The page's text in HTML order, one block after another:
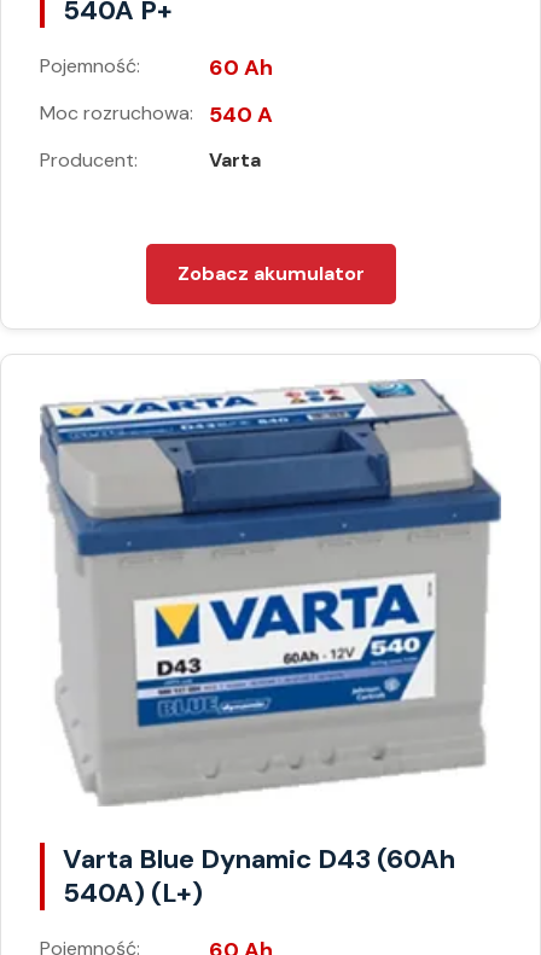
540A P+
Pojemność: 60 Ah
Moc rozruchowa: 540 A
Producent: Varta
Zobacz akumulator
Varta Blue Dynamic D43 (60Ah
540A) (L+)
Pojemność: